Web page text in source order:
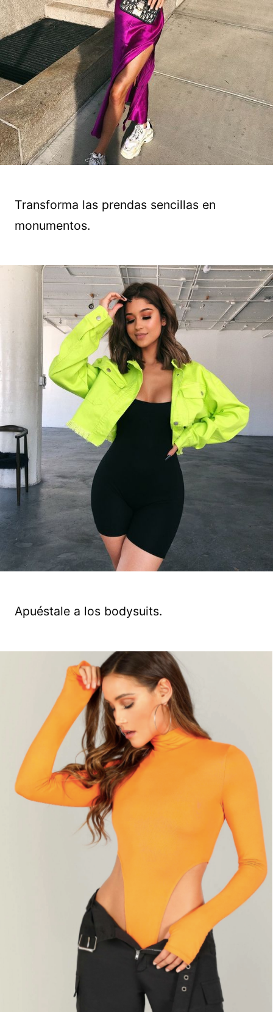
Transforma las prendas sencillas en
monumentos.
Apuéstale a los bodysuits.